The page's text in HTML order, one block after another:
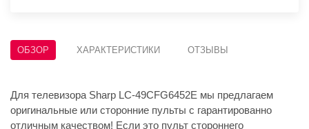
ОБЗОР ХАРАКТЕРИСТИКИ ОТЗЫВЫ
Для телевизора Sharp LC-49CFG6452E мы предлагаем
оригинальные или сторонние пульты с гарантированно
отличным качеством! Если это пульт стороннего